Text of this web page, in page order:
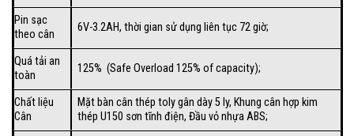
Pin sạc
theo cân
6V-3.2AH, thời gian sử dụng liên tục 72 giờ;
Quá tải an
toàn
125% (Safe Overload 125% of capacity);
Chất liệu
Cân
Mặt bàn cân thép toly gân dày 5 ly, Khung cân hợp kim
thép U150 sơn tĩnh điện, Đầu vỏ nhựa ABS;